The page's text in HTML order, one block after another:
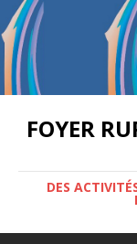
FOYER
DES